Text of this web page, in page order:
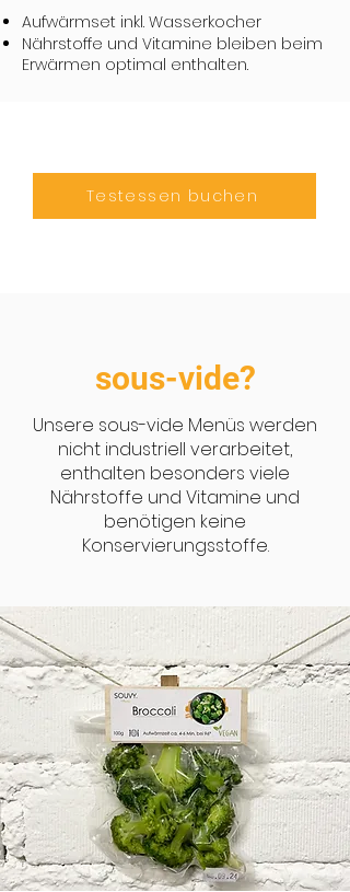
Aufwärmset inkl. Wasserkocher
Nährstoffe und Vitamine bleiben beim
Erwärmen optimal enthalten.
Testessen buchen
sous-vide?
Unsere sous-vide Menüs werden
nicht industriell verarbeitet,
enthalten besonders viele
Nährstoffe und Vitamine und
benötigen keine
Konservierungsstoffe.